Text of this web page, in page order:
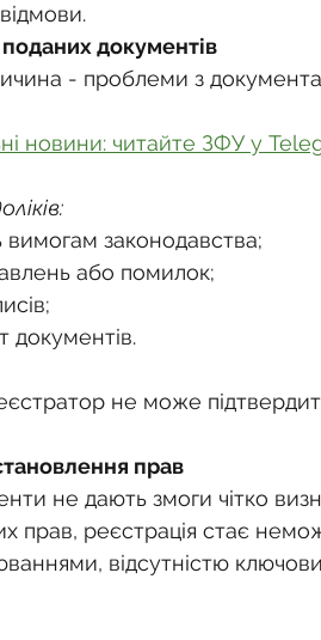
поданих документів
- проблеми з
новини: читайте ЗФУ у
вимогам законодавства;
або помилок;
документів.
не може
прав
не дають змоги чітко
прав, реєстрація стає
відсутністю